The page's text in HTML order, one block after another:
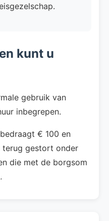
kunt u
gebruik van
inbegrepen.
€ 100 en
gestort onder
die met de borgsom